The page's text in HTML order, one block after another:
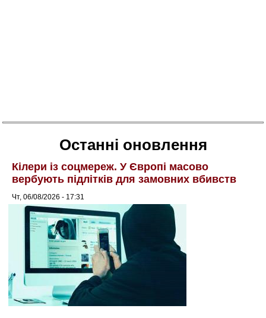
Останні оновлення
Кілери із соцмереж. У Європі масово
вербують підлітків для замовних вбивств
Чт, 06/08/2026 - 17:31